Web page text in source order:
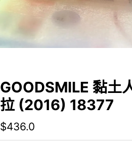
GOODSMILE 黏土
拉 (2016) 18377
$436.0